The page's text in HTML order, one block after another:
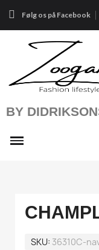
Følg os på Facebook
BY
SKU 36310C-